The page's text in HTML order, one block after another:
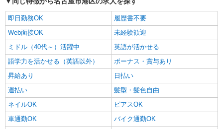
即日勤務OK
履歴書不要
Web面接OK
未経験歓迎
ミドル（40代～）活躍中
英語が活かせる
語学力を活かせる（英語以外）
ボーナス・賞与あり
昇給あり
日払い
週払い
髪型・髪色自由
ネイルOK
ピアスOK
車通勤OK
バイク通勤OK